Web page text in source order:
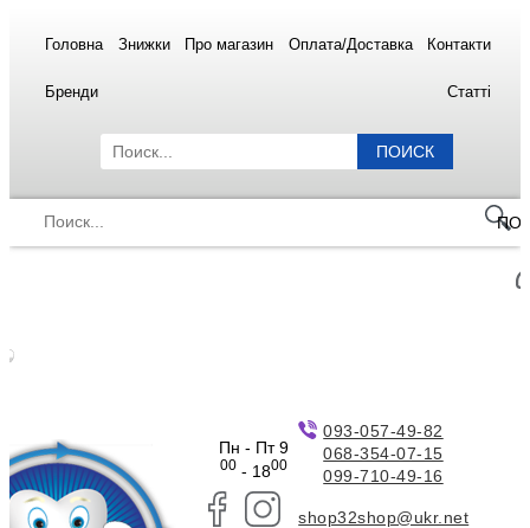
Головна Знижки Про магазин Оплата/Доставка Контакти
Бренди Статті
ПОИСК
Пн - Пт 9
00- 1800
093-057-49-82
068-354-07-15
099-710-49-16
shop32shop@ukr.net